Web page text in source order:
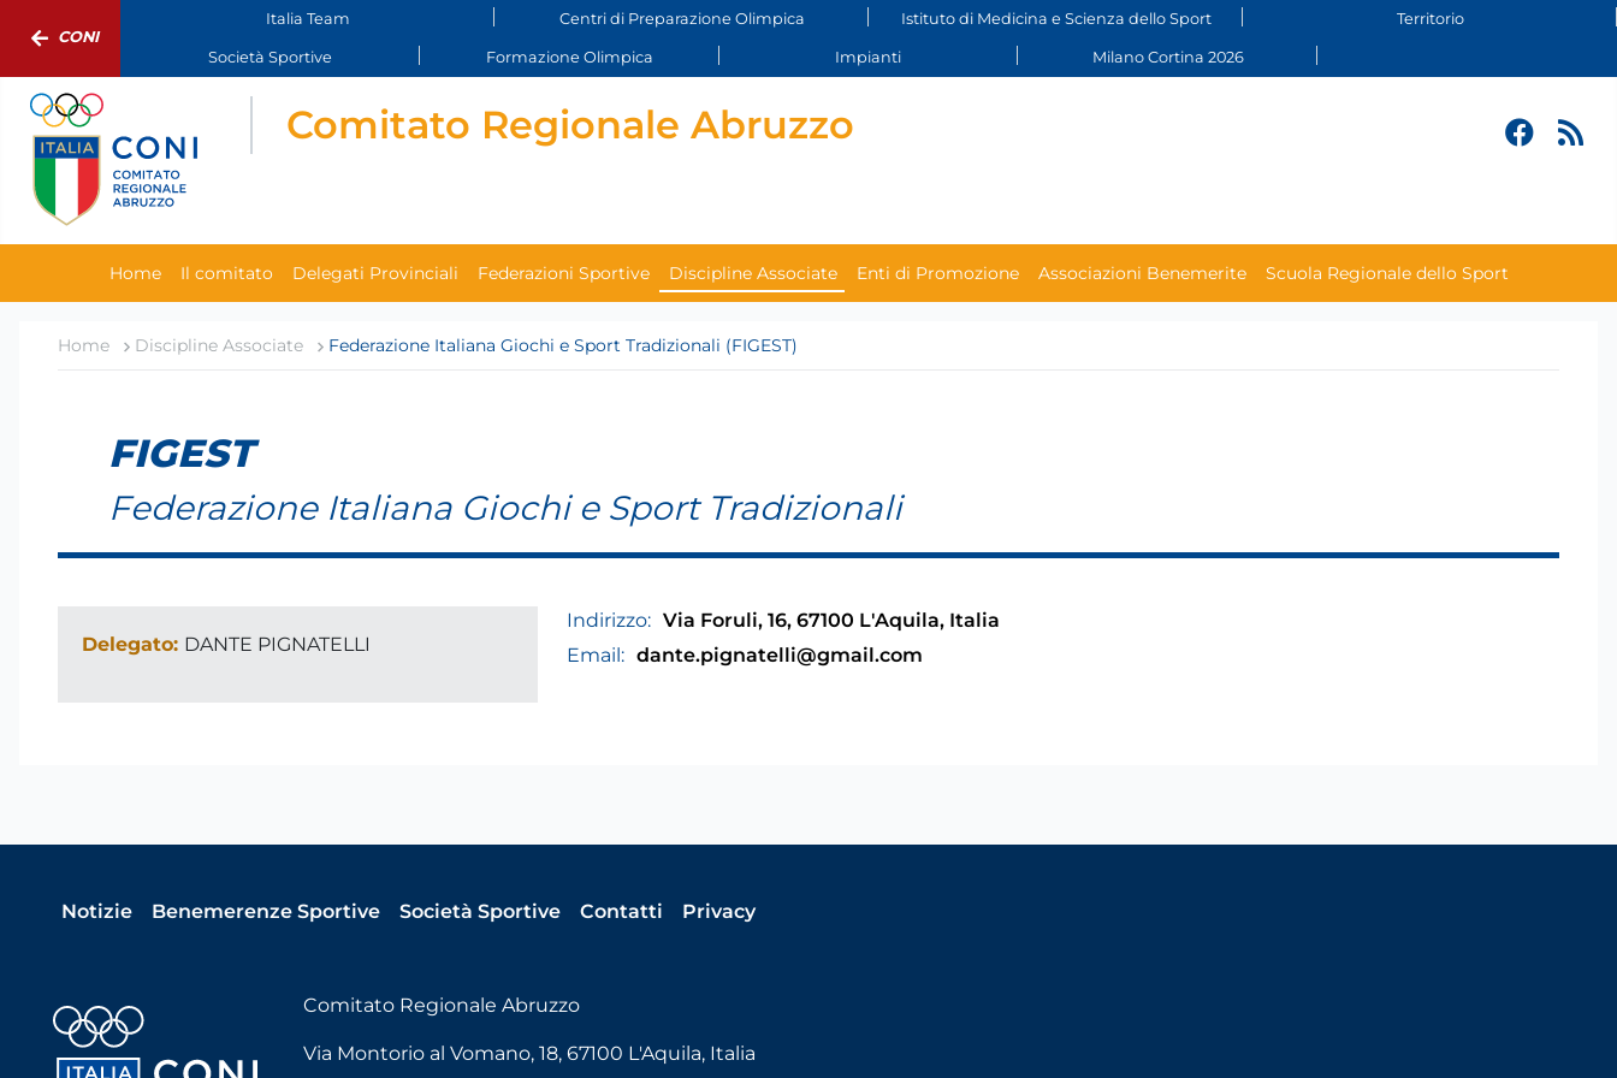
CONI
Italia Team Centri di Preparazione Olimpica Istituto di Medicina e Scienza dello Sport Territorio
Società Sportive Formazione Olimpica Impianti Milano Cortina 2026
Comitato Regionale Abruzzo
Home Il comitato Delegati Provinciali Federazioni Sportive Discipline Associate Enti di Promozione Associazioni Benemerite Scuola Regionale dello Sport
Home Discipline Associate Federazione Italiana Giochi e Sport Tradizionali (FIGEST)
FIGEST
Federazione Italiana Giochi e Sport Tradizionali
Delegato: DANTE PIGNATELLI
Indirizzo: Via Foruli, 16, 67100 L'Aquila, Italia
Email: dante.pignatelli@gmail.com
Notizie Benemerenze Sportive Società Sportive Contatti Privacy
Comitato Regionale Abruzzo
Via Montorio al Vomano, 18, 67100 L'Aquila, Italia